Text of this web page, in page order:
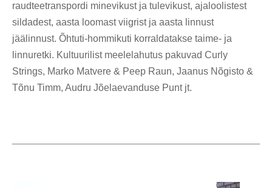
raudteetranspordi minevikust ja tulevikust, ajaloolistest
sildadest, aasta loomast viigrist ja aasta linnust
jäälinnust. Õhtuti-hommikuti korraldatakse taime- ja
linnuretki. Kultuurilist meelelahutus pakuvad Curly
Strings, Marko Matvere & Peep Raun, Jaanus Nõgisto &
Tõnu Timm, Audru Jõelaevanduse Punt jt.